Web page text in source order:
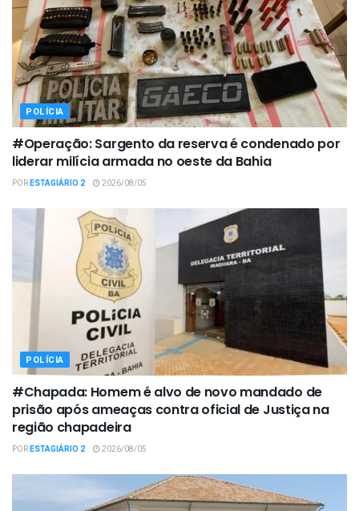
POLÍCIA
#Operação: Sargento da reserva é condenado por
liderar milícia armada no oeste da Bahia
PORESTAGIÁRIO 2 2026/08/05
POLÍCIA
#Chapada: Homem é alvo de novo mandado de
prisão após ameaças contra oficial de Justiça na
região chapadeira
PORESTAGIÁRIO 2 2026/08/05